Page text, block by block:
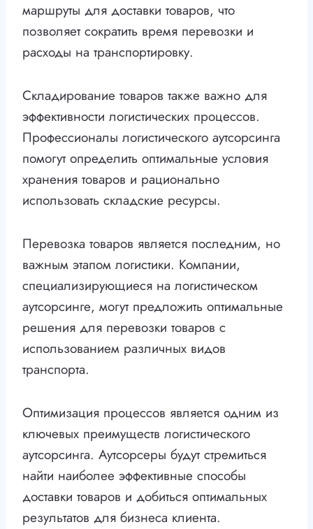
маршруты для доставки товаров, что
позволяет сократить время перевозки и
расходы на транспортировку.
Складирование товаров также важно для
эффективности логистических процессов.
Профессионалы логистического аутсорсинга
помогут определить оптимальные условия
хранения товаров и рационально
использовать складские ресурсы.
Перевозка товаров является последним, но
важным этапом логистики. Компании,
специализирующиеся на логистическом
аутсорсинге, могут предложить оптимальные
решения для перевозки товаров с
использованием различных видов
транспорта.
Оптимизация процессов является одним из
ключевых преимуществ логистического
аутсорсинга. Аутсорсеры будут стремиться
найти наиболее эффективные способы
доставки товаров и добиться оптимальных
результатов для бизнеса клиента.